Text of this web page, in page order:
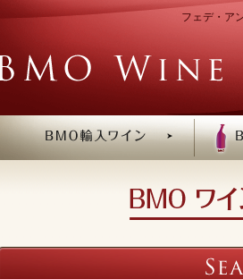
フェデ・ア